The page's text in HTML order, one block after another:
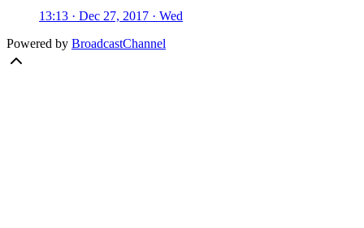
13:13 · Dec 27, 2017 · Wed
Powered by BroadcastChannel